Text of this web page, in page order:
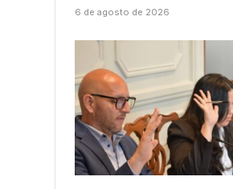
6 de agosto de 2026